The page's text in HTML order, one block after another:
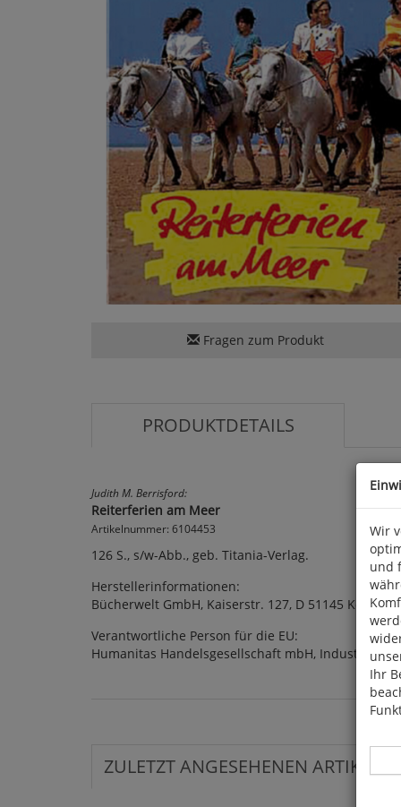
Fragen zum Produkt
PRODUKTDETAILS
Judith M. Berrisford:
Reiterferien am Meer
Artikelnummer: 6104453
126 S., s/w-Abb., geb. Titania-Verlag.
Herstellerinformationen:
Bücherwelt GmbH, Kaiserstr. 127, D 51145 Köln
Verantwortliche Person für die EU:
Humanitas Handelsgesellschaft mbH,
ZULETZT ANGESEHENEN ARTIKEL:
Wir
und
Ihr